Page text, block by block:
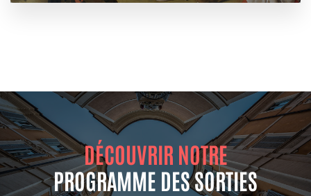
DÉCOUVRIR NOTRE
PROGRAMME DES SORTIES